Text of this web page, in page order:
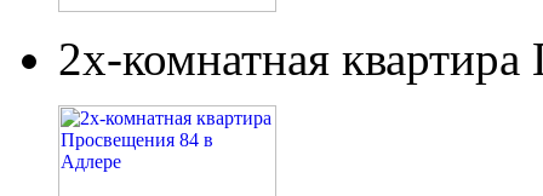
2х-комнатная